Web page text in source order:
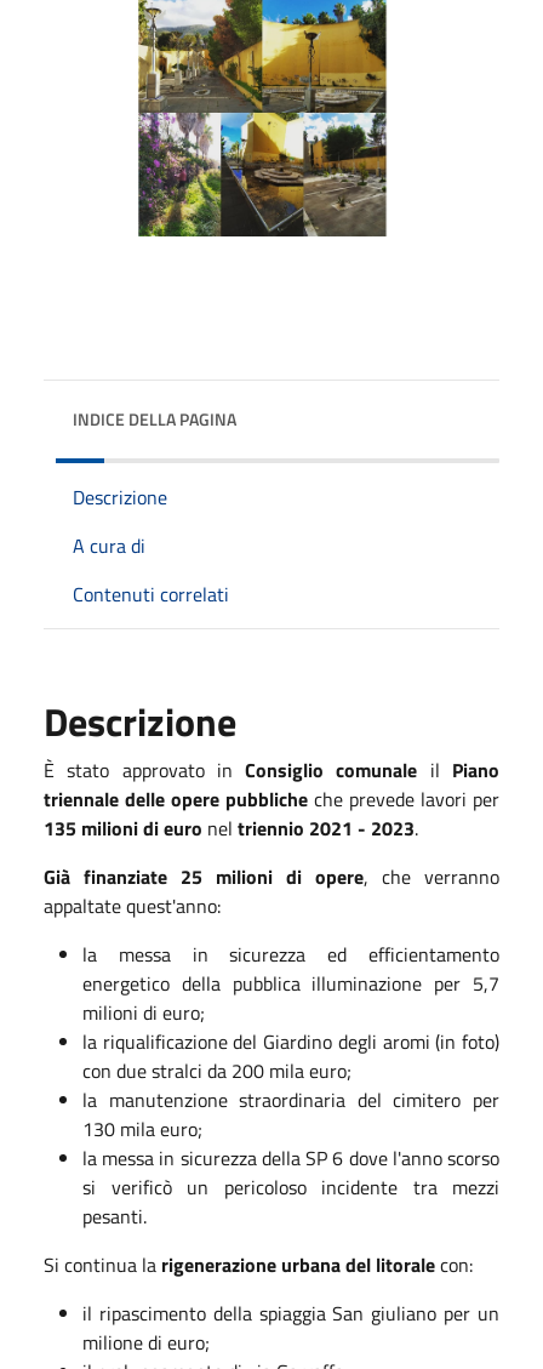
INDICE DELLA PAGINA
Descrizione
A cura di
Contenuti correlati
Descrizione
È stato approvato inConsiglio comunale il Piano
triennale delle opere pubbliche che prevede lavori per
135 milioni di euro nel triennio 2021 - 2023.
Già finanziate 25 milioni di opere, che verranno
appaltate quest'anno:
la messa in sicurezza ed efficientamento
energetico della pubblica illuminazione per 5,7
milioni di euro;
la riqualificazione del Giardino degli aromi (in foto)
con due stralci da 200 mila euro;
la manutenzione straordinaria del cimitero per
130 mila euro;
la messa in sicurezza della SP 6 dove l'anno scorso
si verificò un pericoloso incidente tra mezzi
pesanti.
Si continua la rigenerazione urbana del litoralecon:
il ripascimento della spiaggia San giuliano per un
milione di euro;